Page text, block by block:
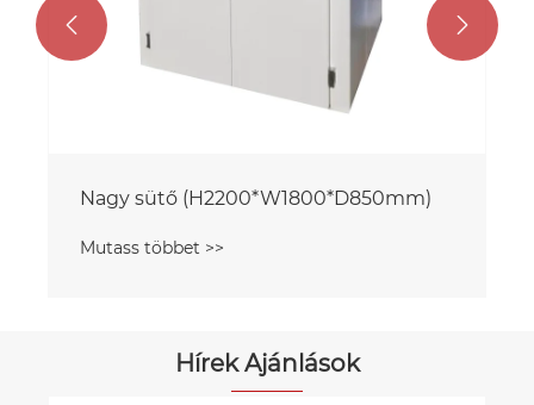
Nagy sütő (H2200*W1800*D850mm)
Mutass többet >>
 
Hírek Ajánlások